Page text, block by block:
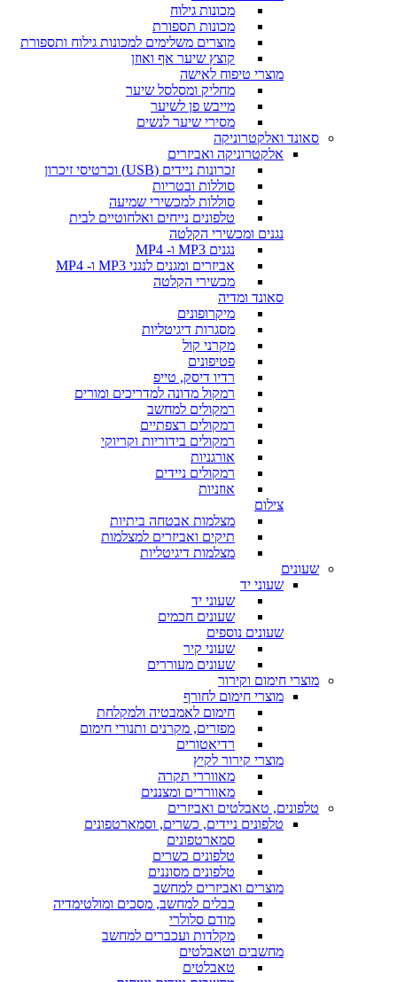
מכונות גילוח
מכונות תספורת
מוצרים משלימים למכונות גילוח ותספורת
קוצץ שיער אף ואוזן
מוצרי טיפוח לאישה
מחליק ומסלסל שיער
מייבש פן לשיער
מסירי שיער לנשים
סאונד ואלקטרוניקה
אלקטרוניקה ואביזרים
זכרונות ניידים (USB) וכרטיסי זיכרון
סוללות ובטריות
סוללות למכשירי שמיעה
טלפונים נייחים ואלחוטיים לבית
נגנים ומכשירי הקלטה
נגנים MP3 ו- MP4
אביזרים ומגנים לנגני MP3 ו- MP4
מכשירי הקלטה
סאונד ומדיה
מיקרופונים
מסגרות דיגיטליות
מקרני קול
פטיפונים
רדיו דיסק, טייפ
רמקול מדונה למדריכים ומורים
רמקולים למחשב
רמקולים רצפתיים
רמקולים בידוריות וקריוקי
אורגניות
רמקולים ניידים
אוזניות
צילום
מצלמות אבטחה ביתיות
תיקים ואביזרים למצלמות
מצלמות דיגיטליות
שעונים
שעוני יד
שעוני יד
שעונים חכמים
שעונים נוספים
שעוני קיר
שעונים מעוררים
מוצרי חימום וקירור
מוצרי חימום לחורף
חימום לאמבטיה ולמקלחת
מפזרים, מקרנים ותנורי חימום
רדיאטורים
מוצרי קירור לקיץ
מאווררי תקרה
מאווררים ומצננים
טלפונים, טאבלטים ואביזרים
טלפונים ניידים, כשרים, וסמארטפונים
סמארטפונים
טלפונים כשרים
טלפונים מסוננים
מוצרים ואביזרים למחשב
כבלים למחשב, מסכים ומולטימדיה
מודם סלולרי
מקלדות ועכברים למחשב
מחשבים וטאבלטים
טאבלטים